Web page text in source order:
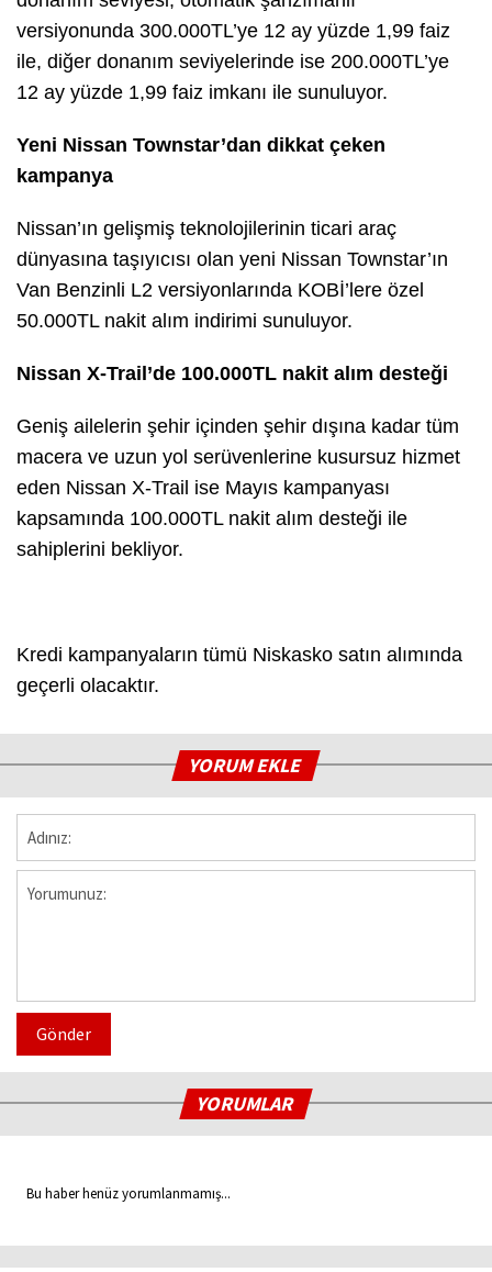
versiyonunda 300.000TL’ye 12 ay yüzde 1,99 faiz
ile, diğer donanım seviyelerinde ise 200.000TL’ye
12 ay yüzde 1,99 faiz imkanı ile sunuluyor.
Yeni Nissan Townstar’dan dikkat çeken
kampanya
Nissan’ın gelişmiş teknolojilerinin ticari araç
dünyasına taşıyıcısı olan yeni Nissan Townstar’ın
Van Benzinli L2 versiyonlarında KOBİ’lere özel
50.000TL nakit alım indirimi sunuluyor.
Nissan X-Trail’de 100.000TL nakit alım desteği
Geniş ailelerin şehir içinden şehir dışına kadar tüm
macera ve uzun yol serüvenlerine kusursuz hizmet
eden Nissan X-Trail ise Mayıs kampanyası
kapsamında 100.000TL nakit alım desteği ile
sahiplerini bekliyor.
Kredi kampanyaların tümü Niskasko satın alımında
geçerli olacaktır.
YORUM EKLE
Gönder
YORUMLAR
Bu haber henüz yorumlanmamış...